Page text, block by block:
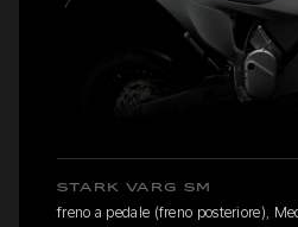
STARK VARG SM
freno a pedale (freno posteriore),